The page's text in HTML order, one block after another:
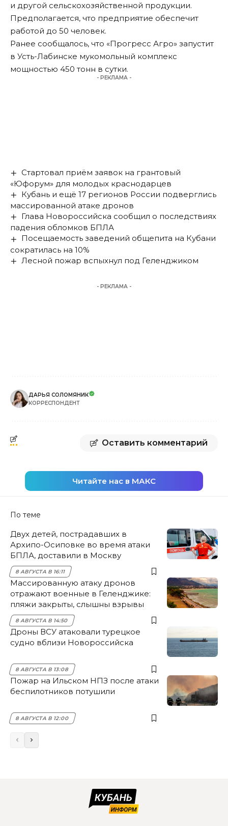
и другой сельскохозяйственной продукции.
Предполагается, что предприятие обеспечит
работой до 50 человек.
Ранее сообщалось, что «Прогресс Агро» запустит
в Усть-Лабинске мукомольный комплекс
мощностью 450 тонн в сутки.
- РЕКЛАМА -
Стартовал приём заявок на грантовый
«Юфорум» для молодых краснодарцев
Кубань и ещё 17 регионов России подверглись
массированной атаке дронов
Глава Новороссийска сообщил о последствиях
падения обломков БПЛА
Посещаемость заведений общепита на Кубани
сократилась на 10%
Лесной пожар вспыхнул под Геленджиком
- РЕКЛАМА -
ДАРЬЯ СОЛОМЯНИК
КОРРЕСПОНДЕНТ
Оставить комментарий
Читайте нас в МАКС
По теме
Двух детей, пострадавших в
Архипо-Осиповке во время атаки
БПЛА, доставили в Москву
8 АВГУСТА В 16:11
Массированную атаку дронов
отражают военные в Геленджике:
пляжи закрыты, слышны взрывы
8 АВГУСТА В 14:50
Дроны ВСУ атаковали турецкое
судно вблизи Новороссийска
8 АВГУСТА В 13:08
Пожар на Ильском НПЗ после атаки
беспилотников потушили
8 АВГУСТА В 12:00